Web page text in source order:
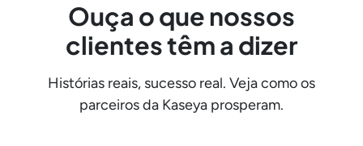
Ouça o que nossos
clientes têm a dizer
Histórias reais, sucesso real. Veja como os
parceiros da Kaseya prosperam.